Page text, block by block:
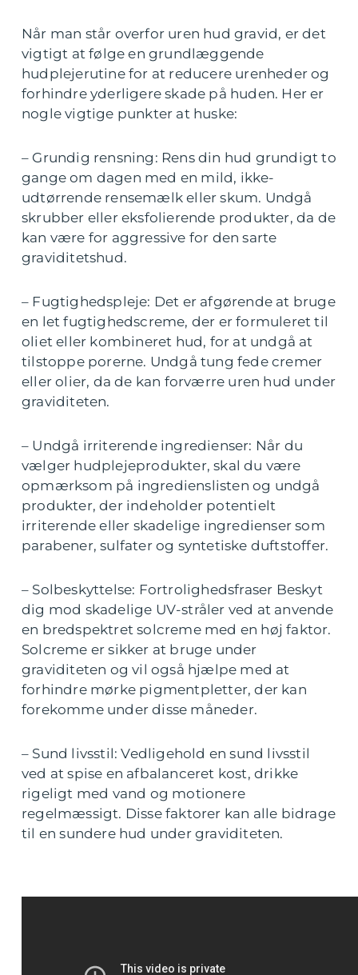
Når man står overfor uren hud gravid, er det
vigtigt at følge en grundlæggende
hudplejerutine for at reducere urenheder og
forhindre yderligere skade på huden. Her er
nogle vigtige punkter at huske:
– Grundig rensning: Rens din hud grundigt to
gange om dagen med en mild, ikke-
udtørrende rensemælk eller skum. Undgå
skrubber eller eksfolierende produkter, da de
kan være for aggressive for den sarte
graviditetshud.
– Fugtighedspleje: Det er afgørende at bruge
en let fugtighedscreme, der er formuleret til
oliet eller kombineret hud, for at undgå at
tilstoppe porerne. Undgå tung fede cremer
eller olier, da de kan forværre uren hud under
graviditeten.
– Undgå irriterende ingredienser: Når du
vælger hudplejeprodukter, skal du være
opmærksom på ingredienslisten og undgå
produkter, der indeholder potentielt
irriterende eller skadelige ingredienser som
parabener, sulfater og syntetiske duftstoffer.
– Solbeskyttelse: Fortrolighedsfraser Beskyt
dig mod skadelige UV-stråler ved at anvende
en bredspektret solcreme med en høj faktor.
Solcreme er sikker at bruge under
graviditeten og vil også hjælpe med at
forhindre mørke pigmentpletter, der kan
forekomme under disse måneder.
– Sund livsstil: Vedligehold en sund livsstil
ved at spise en afbalanceret kost, drikke
rigeligt med vand og motionere
regelmæssigt. Disse faktorer kan alle bidrage
til en sundere hud under graviditeten.